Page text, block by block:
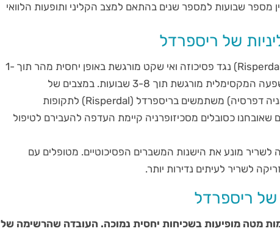
מספר שבועות למספר שנים בהתאם למצב הקליני ותופעות הלוואי
של ריספרדל
ההשפעה הקלינית של ריספרדל (Risperdal) נגד פסיכוזה ואי שקט מורגשת באופן יחסית מהר תוך 1-
2 שבועות של תחילת הטיפול. ההשפעה המקסימלית מורגשת תוך 3-8 שבועות. במצבים של
סכיזופרניה והפרעה ביפולרית (מאניה דפרסיה) משתמשים בריספרדל (Risperdal) לתקופות
שאובחנו כסובלים מסכיזופרניה קיימת העדפה להעבירם לטיפול
לשריר מונע את הישנות המשברים הפסיכוטיים. מטופלים עם
לשריר לעיתים נדירות יותר.
של ריספרדל
מטה מופיעות בשכיחות יחסית נמוכה. העובדה שהרשימה של